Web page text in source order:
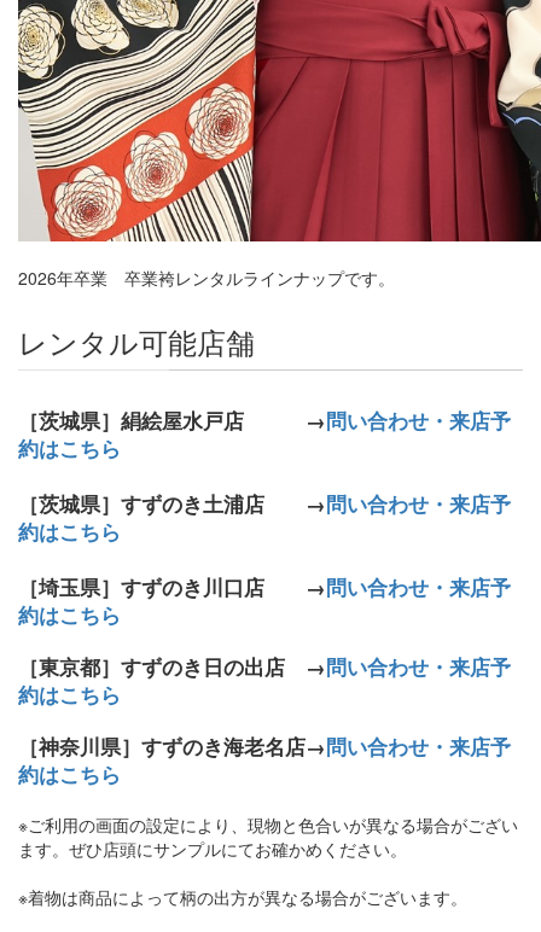
2026年卒業 卒業袴レンタルラインナップです。
レンタル可能店舗
［茨城県］絹絵屋水戸店 →問い合わせ・来店予
約はこちら
［茨城県］すずのき土浦店 →問い合わせ・来店予
約はこちら
［埼玉県］すずのき川口店 →問い合わせ・来店予
約はこちら
［東京都］すずのき日の出店 →問い合わせ・来店予
約はこちら
［神奈川県］すずのき海老名店→問い合わせ・来店予
約はこちら
※ご利用の画面の設定により、現物と色合いが異なる場合がござい
ます。ぜひ店頭にサンプルにてお確かめください。
※着物は商品によって柄の出方が異なる場合がございます。